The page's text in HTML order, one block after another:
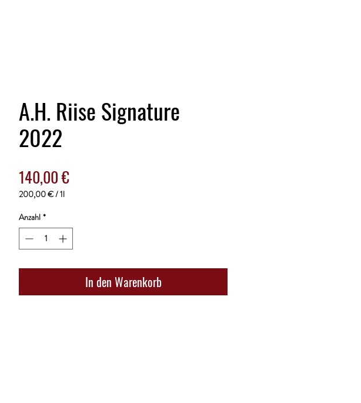
A.H. Riise Signature
2022
140,00 €Preis
200,00 €/1l
pro
1
Liter
Anzahl *
In den Warenkorb